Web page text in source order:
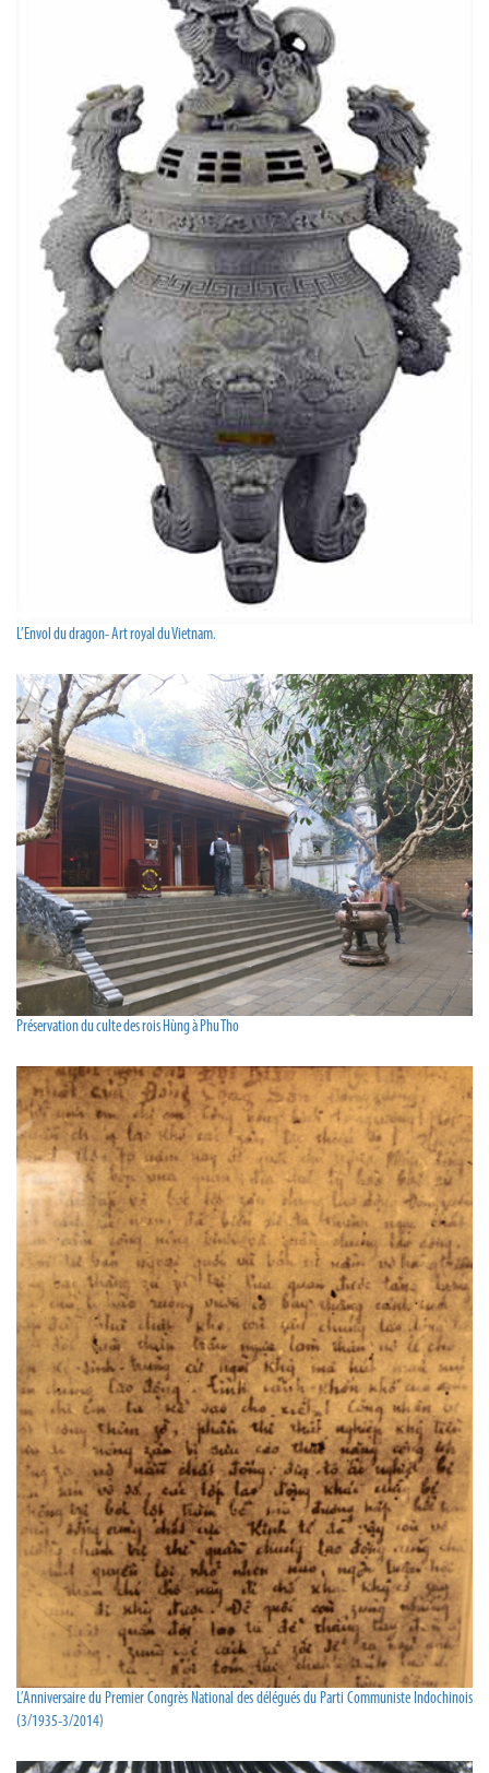
L’Envol du dragon- Art royal du Vietnam.
Préservation du culte des rois Hùng à Phu Tho
L’Anniversaire du Premier Congrès National des délégués du Parti Communiste Indochinois
(3/1935-3/2014)